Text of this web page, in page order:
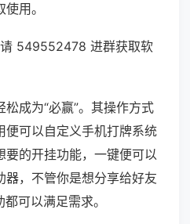
用。
549552478 进群获取软
成为“必赢”。其操作方式
便可以自定义手机打牌系统
要的开挂功能，一键便可以
器，不管你是想分享给好友
可以满足需求。